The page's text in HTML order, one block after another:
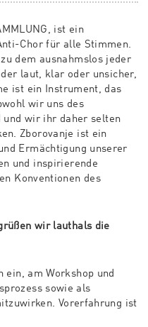
ist ein
Chor für alle Stimmen.
dem ausnahmslos jeder
laut, klar oder unsicher,
ist ein Instrument, das
wir uns des
und wir ihr daher selten
Zborovanje ist ein
Ermächtigung unserer
und inspirierende
Konventionen des
wir lauthals die
ein, am Workshop und
sowie als
Vorerfahrung ist